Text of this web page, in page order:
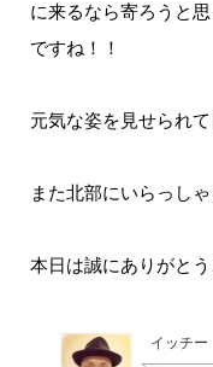
に来るなら寄ろうと
ですね！！
元気な姿を見せられ
また北部にいらっし
本日は誠にありがとう
イッチー